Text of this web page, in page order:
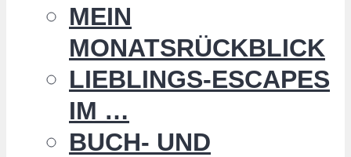
MEIN
MONATSRÜCKBLICK
LIEBLINGS-ESCAPES
IM …
BUCH- UND